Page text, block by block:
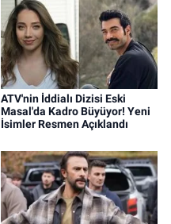
ATV'nin İddialı Dizisi Eski
Masal'da Kadro Büyüyor! Yeni
İsimler Resmen Açıklandı